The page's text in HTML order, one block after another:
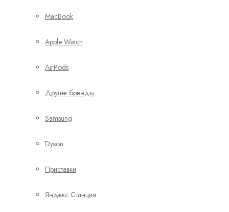
MacBook
Apple Watch
AirPods
Другие бренды
Samsung
Dyson
Приставки
Яндекс Станция